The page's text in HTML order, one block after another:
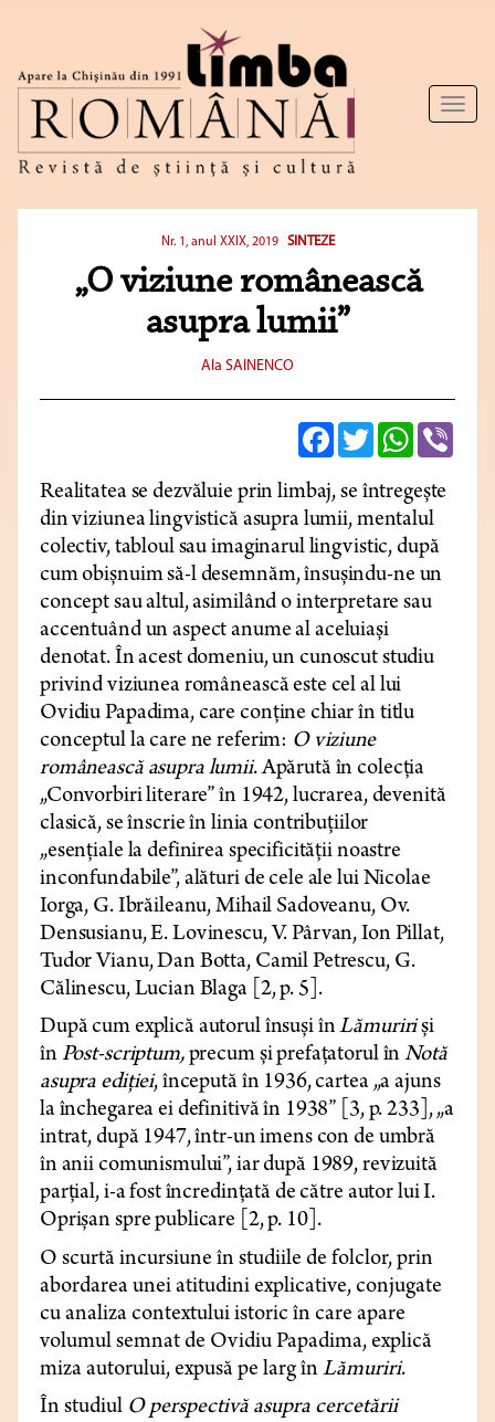
Toggle
Nr. 1, anul XXIX, 2019 SINTEZE
„O viziune românească
asupra lumii”
Ala SAINENCO
FacebookTwitterWhatsApp
Realitatea se dezvăluie prin limbaj, se întregește
din viziunea lingvistică asupra lumii, mentalul
colectiv, tabloul sau imaginarul lingvistic, după
cum obișnuim să-l desemnăm, însușindu-ne un
concept sau altul, asimilând o interpretare sau
accentuând un aspect anume al aceluiași
denotat. În acest domeniu, un cunoscut studiu
privind viziunea românească este cel al lui
Ovidiu Papadima, care conține chiar în titlu
conceptul la care ne referim: O viziune
românească asupra lumii. Apărută în colecția
„Convorbiri literare” în 1942, lucrarea, devenită
clasică, se înscrie în linia contribuțiilor
„esențiale la definirea specificității noastre
inconfundabile”, alături de cele ale lui Nicolae
Iorga, G. Ibrăileanu, Mihail Sadoveanu, Ov.
Densusianu, E. Lovinescu, V. Pârvan, Ion Pillat,
Tudor Vianu, Dan Botta, Camil Petrescu, G.
Călinescu, Lucian Blaga [2, p. 5].
După cum explică autorul însuși înLămuririși
în Post-scriptum,precum și prefațatorul înNotă
asupra ediției, începută în 1936, cartea „a ajuns
la închegarea ei definitivă în 1938” [3, p. 233], „a
intrat, după 1947, într-un imens con de umbră
în anii comunismului”, iar după 1989, revizuită
parțial, i-a fost încredințată de către autor lui I.
Oprișan spre publicare [2, p. 10].
O scurtă incursiune în studiile de folclor, prin
abordarea unei atitudini explicative, conjugate
cu analiza contextului istoric în care apare
volumul semnat de Ovidiu Papadima, explică
miza autorului, expusă pe larg în Lămuriri.
În studiul O perspectivă asupra cercetării